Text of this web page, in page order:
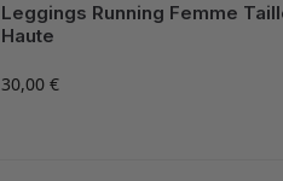
Leggings Running Femme
Haute
30,00€